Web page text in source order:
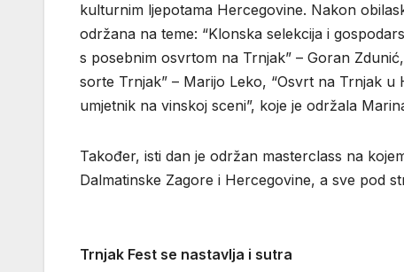
kulturnim ljepotama Hercegovine. Nakon
održana na teme: “Klonska selekcija i
s posebnim osvrtom na Trnjak” – Goran
sorte Trnjak” – Marijo Leko, “Osvrt na Trnjak
umjetnik na vinskoj sceni”, koje je održala
Također, isti dan je održan masterclass na
Dalmatinske Zagore i Hercegovine, a sve pod
Trnjak Fest se nastavlja i sutra